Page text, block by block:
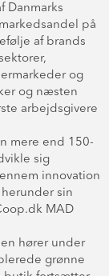
​​Danmarks
på
af brands
og
og næsten
arbejdsgivere
mere end 150-
sig
innovation
sin
MAD
hører under
grønne